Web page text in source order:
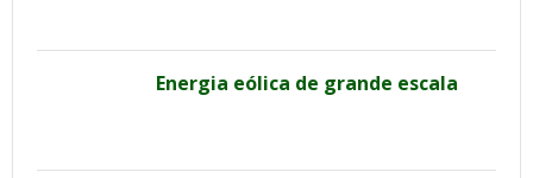
Energia eólica de grande escala